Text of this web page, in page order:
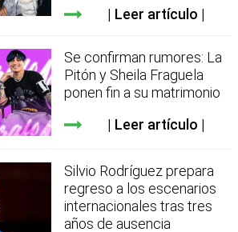
Leer artículo
Se confirman rumores: La
Pitón y Sheila Fraguela
ponen fin a su matrimonio
Leer artículo
Silvio Rodríguez prepara
regreso a los escenarios
internacionales tras tres
años de ausencia